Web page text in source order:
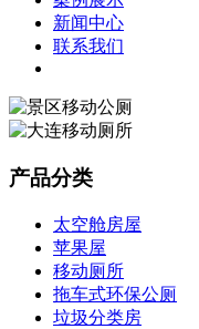
新闻中心
联系我们
产品分类
太空舱房屋
苹果屋
移动厕所
拖车式环保公厕
垃圾分类房